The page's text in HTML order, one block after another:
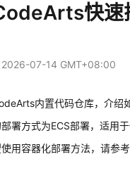
快速
2026-07-14 GMT+08:00
内置代码仓库，介绍
署方式为ECS部署，适用
用容器化部署方法，请参考